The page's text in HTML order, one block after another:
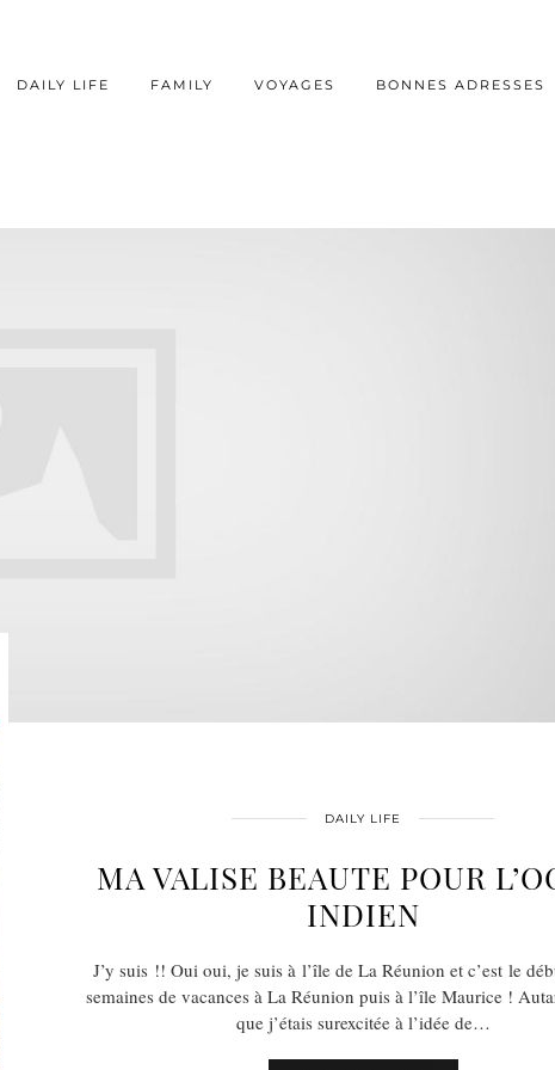
DAILY LIFE FAMILY VOYAGES BONNES ADRESSES
DAILY LIFE
MA VALISE BEAUTE POUR
INDIEN
J’y suis !! Oui oui, je suis à l’île de La Réunion et c’est le
semaines de vacances à La Réunion puis à l’île Maurice !
que j’étais surexcitée à l’idée de…